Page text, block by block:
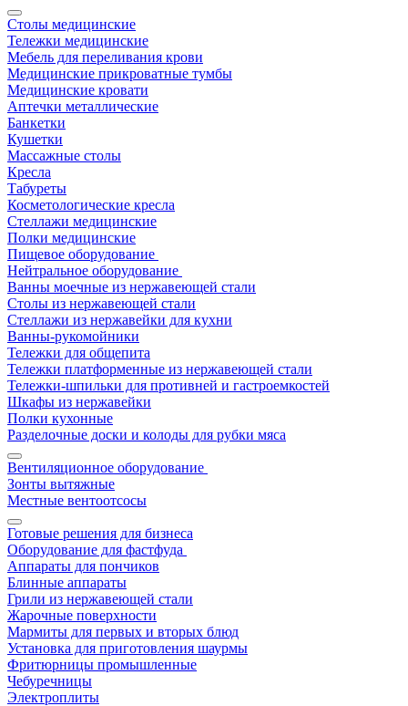
Столы медицинские
Тележки медицинские
Мебель для переливания крови
Медицинские прикроватные тумбы
Медицинские кровати
Аптечки металлические
Банкетки
Кушетки
Массажные столы
Кресла
Табуреты
Косметологические кресла
Стеллажи медицинские
Полки медицинские
Пищевое оборудование
Нейтральное оборудование
Ванны моечные из нержавеющей стали
Столы из нержавеющей стали
Стеллажи из нержавейки для кухни
Ванны-рукомойники
Тележки для общепита
Тележки платформенные из нержавеющей стали
Тележки-шпильки для противней и гастроемкостей
Шкафы из нержавейки
Полки кухонные
Разделочные доски и колоды для рубки мяса
Вентиляционное оборудование
Зонты вытяжные
Местные вентоотсосы
Готовые решения для бизнеса
Оборудование для фастфуда
Аппараты для пончиков
Блинные аппараты
Грили из нержавеющей стали
Жарочные поверхности
Мармиты для первых и вторых блюд
Установка для приготовления шаурмы
Фритюрницы промышленные
Чебуречницы
Электроплиты